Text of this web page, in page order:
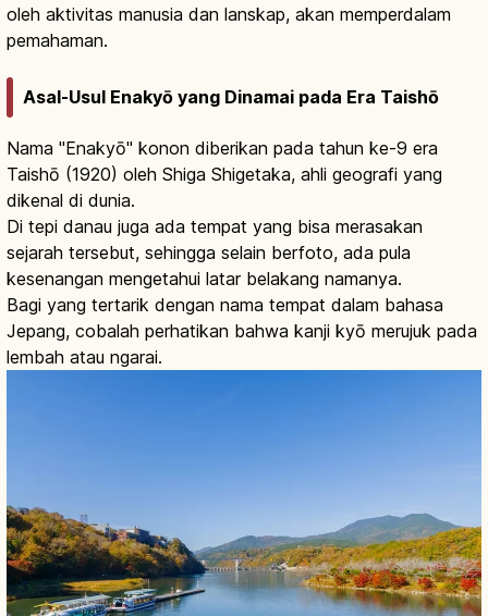
oleh aktivitas manusia dan lanskap, akan memperdalam
pemahaman.
Asal-Usul Enakyō yang Dinamai pada Era Taishō
Nama "Enakyō" konon diberikan pada tahun ke-9 era
Taishō (1920) oleh Shiga Shigetaka, ahli geografi yang
dikenal di dunia.
Di tepi danau juga ada tempat yang bisa merasakan
sejarah tersebut, sehingga selain berfoto, ada pula
kesenangan mengetahui latar belakang namanya.
Bagi yang tertarik dengan nama tempat dalam bahasa
Jepang, cobalah perhatikan bahwa kanji kyō merujuk pada
lembah atau ngarai.